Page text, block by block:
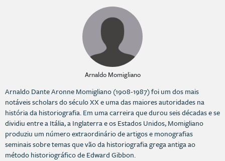
Arnaldo Momigliano
Arnaldo Dante Aronne Momigliano (1908-1987) foi um dos mais
notáveis scholars do século XX e uma das maiores autoridades na
história da historiografia. Em uma carreira que durou seis décadas e se
dividiu entre a Itália, a Inglaterra e os Estados Unidos, Momigliano
produziu um número extraordinário de artigos e monografias
seminais sobre temas que vão da historiografia grega antiga ao
método historiográfico de Edward Gibbon.